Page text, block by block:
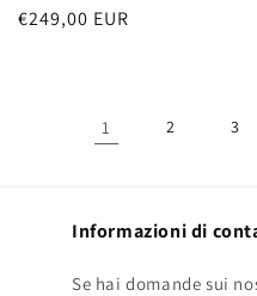
Prezzo
€249,00 EUR
1 2 3
Informazioni di
Se hai domande sui